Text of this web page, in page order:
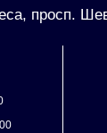
просп.